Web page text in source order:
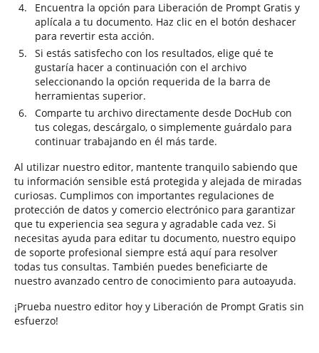
Encuentra la opción para Liberación de Prompt Gratis y
aplícala a tu documento. Haz clic en el botón deshacer
para revertir esta acción.
Si estás satisfecho con los resultados, elige qué te
gustaría hacer a continuación con el archivo
seleccionando la opción requerida de la barra de
herramientas superior.
Comparte tu archivo directamente desde DocHub con
tus colegas, descárgalo, o simplemente guárdalo para
continuar trabajando en él más tarde.
Al utilizar nuestro editor, mantente tranquilo sabiendo que
tu información sensible está protegida y alejada de miradas
curiosas. Cumplimos con importantes regulaciones de
protección de datos y comercio electrónico para garantizar
que tu experiencia sea segura y agradable cada vez. Si
necesitas ayuda para editar tu documento, nuestro equipo
de soporte profesional siempre está aquí para resolver
todas tus consultas. También puedes beneficiarte de
nuestro avanzado centro de conocimiento para autoayuda.
¡Prueba nuestro editor hoy y Liberación de Prompt Gratis sin
esfuerzo!